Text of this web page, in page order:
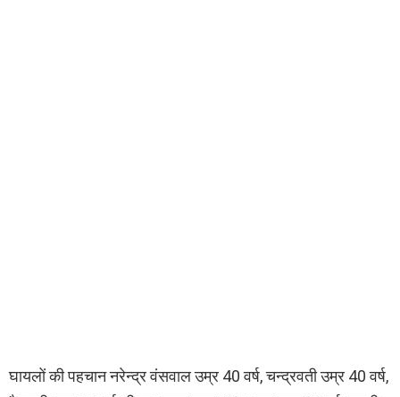
घायलों की पहचान नरेन्द्र वंसवाल उम्र 40 वर्ष, चन्द्रवती उम्र 40 वर्ष,